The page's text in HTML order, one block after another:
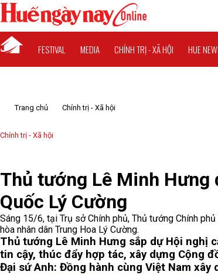
FESTIVAL MEDIA CHÍNH TRỊ - XÃ HỘI HUE
Trang chủ Chính trị - Xã hội
Chính trị - Xã hội
Thủ tướng Lê Minh
Quốc Lý Cường
Sáng 15/6, tại Trụ sở Chính phủ, Thủ tướng Chính
hòa nhân dân Trung Hoa Lý Cường.
Thủ tướng Lê Minh Hưng sắp dự Hội nghị
tin cậy, thúc đẩy hợp tác, xây dựng Cộng
Đại sứ Anh: Đồng hành cùng Việt Nam